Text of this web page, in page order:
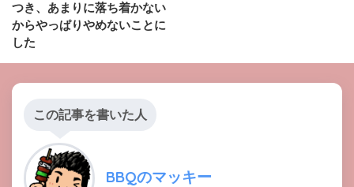
つき、あまりに落ち着かない
からやっぱりやめないことに
した
この記事を書いた人
BBQのマッキー